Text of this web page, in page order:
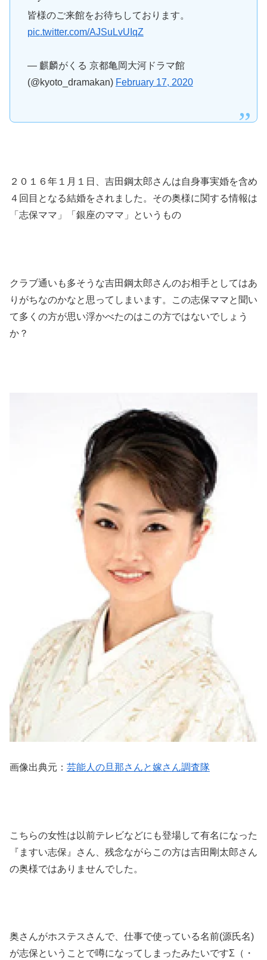
皆様のご来館をお待ちしております。
pic.twitter.com/AJSuLvUIqZ
— 麒麟がくる 京都亀岡大河ドラマ館
(@kyoto_dramakan) February 17, 2020
２０１６年１月１日、吉田鋼太郎さんは自身事実婚を含め
４回目となる結婚をされました。その奥様に関する情報は
「志保ママ」「銀座のママ」というもの
クラブ通いも多そうな吉田鋼太郎さんのお相手としてはあ
りがちなのかなと思ってしまいます。この志保ママと聞い
て多くの方が思い浮かべたのはこの方ではないでしょう
か？
画像出典元： 芸能人の旦那さんと嫁さん調査隊
こちらの女性は以前テレビなどにも登場して有名になった
『ますい志保』さん、残念ながらこの方は吉田剛太郎さん
の奥様ではありませんでした。
奥さんがホステスさんで、仕事で使っている名前(源氏名)
が志保ということで噂になってしまったみたいですΣ（・